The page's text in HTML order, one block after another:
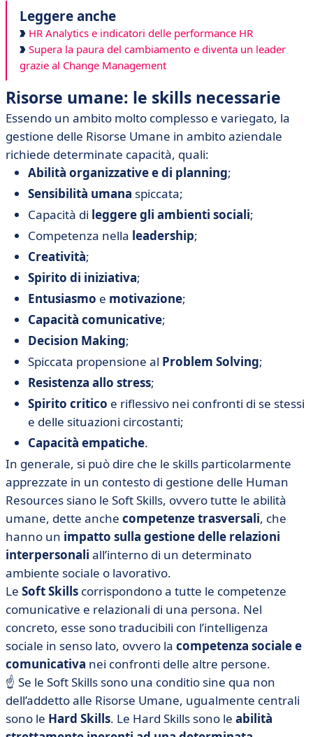
Leggere anche
HR Analytics e indicatori delle performance HR
Supera la paura del cambiamento e diventa un leader
grazie al Change Management
Risorse umane: le skills necessarie
Essendo un ambito molto complesso e variegato, la
gestione delle Risorse Umane in ambito aziendale
richiede determinate capacità, quali:
Abilità organizzative e di planning;
Sensibilità umana spiccata;
Capacità di leggere gli ambienti sociali;
Competenza nella leadership;
Creatività;
Spirito di iniziativa;
Entusiasmo e motivazione;
Capacità comunicative;
Decision Making;
Spiccata propensione al Problem Solving;
Resistenza allo stress;
Spirito critico e riflessivo nei confronti di se stessi
e delle situazioni circostanti;
Capacità empatiche.
In generale, si può dire che le skills particolarmente
apprezzate in un contesto di gestione delle Human
Resources siano le Soft Skills, ovvero tutte le abilità
umane, dette anche competenze trasversali, che
hanno un impatto sulla gestione delle relazioni
interpersonali all’interno di un determinato
ambiente sociale o lavorativo.
Le Soft Skills corrispondono a tutte le competenze
comunicative e relazionali di una persona. Nel
concreto, esse sono traducibili con l’intelligenza
sociale in senso lato, ovvero la competenza sociale e
comunicativa nei confronti delle altre persone.
☝ Se le Soft Skills sono una conditio sine qua non
dell’addetto alle Risorse Umane, ugualmente centrali
sono le Hard Skills. Le Hard Skills sono le abilità